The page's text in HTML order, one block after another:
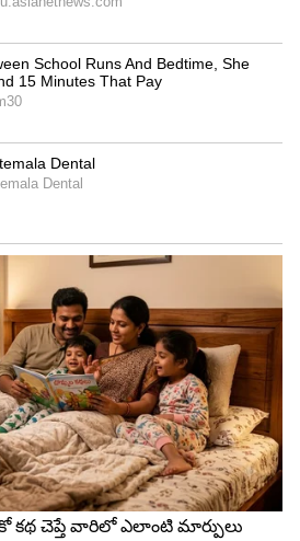
లో నీళ్ల బకెట్ ఎందుకు
లేకుండా ఇంట్లో